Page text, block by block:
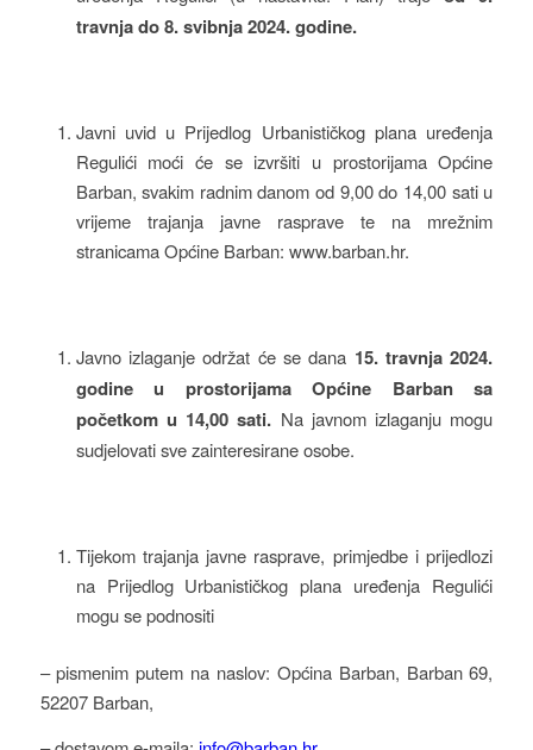
travnja do 8. svibnja 2024. godine.
Javni uvid u Prijedlog Urbanističkog plana uređenja
Regulići moći će se izvršiti u prostorijama Općine
Barban, svakim radnim danom od 9,00 do 14,00 sati u
vrijeme trajanja javne rasprave te na mrežnim
stranicama Općine Barban: www.barban.hr.
Javno izlaganje održat će se dana 15. travnja 2024.
godine u prostorijama Općine Barban sa
početkom u 14,00 sati. Na javnom izlaganju mogu
sudjelovati sve zainteresirane osobe.
Tijekom trajanja javne rasprave, primjedbe i prijedlozi
na Prijedlog Urbanističkog plana uređenja Regulići
mogu se podnositi
– pismenim putem na naslov: Općina Barban, Barban 69,
52207 Barban,